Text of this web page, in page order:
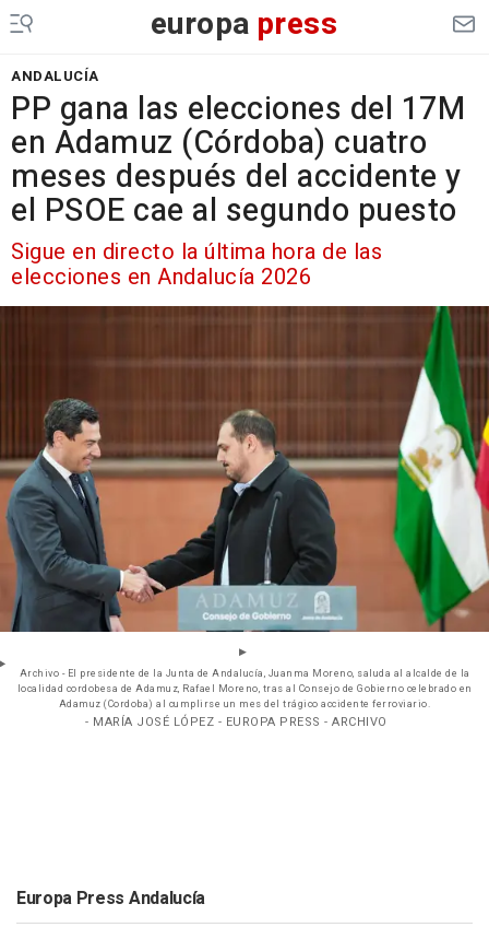
europa press
ANDALUCÍA
PP gana las elecciones del 17M
en Adamuz (Córdoba) cuatro
meses después del accidente y
el PSOE cae al segundo puesto
Sigue en directo la última hora de las
elecciones en Andalucía 2026
Archivo - El presidente de la Junta de Andalucía, Juanma Moreno, saluda al alcalde de la
localidad cordobesa de Adamuz, Rafael Moreno, tras al Consejo de Gobierno celebrado en
Adamuz (Cordoba) al cumplirse un mes del trágico accidente ferroviario.
- MARÍA JOSÉ LÓPEZ - EUROPA PRESS - ARCHIVO
Europa Press Andalucía